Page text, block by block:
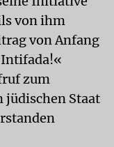
von ihm
von Anfang
Intifada!«
zum
jüdischen Staat